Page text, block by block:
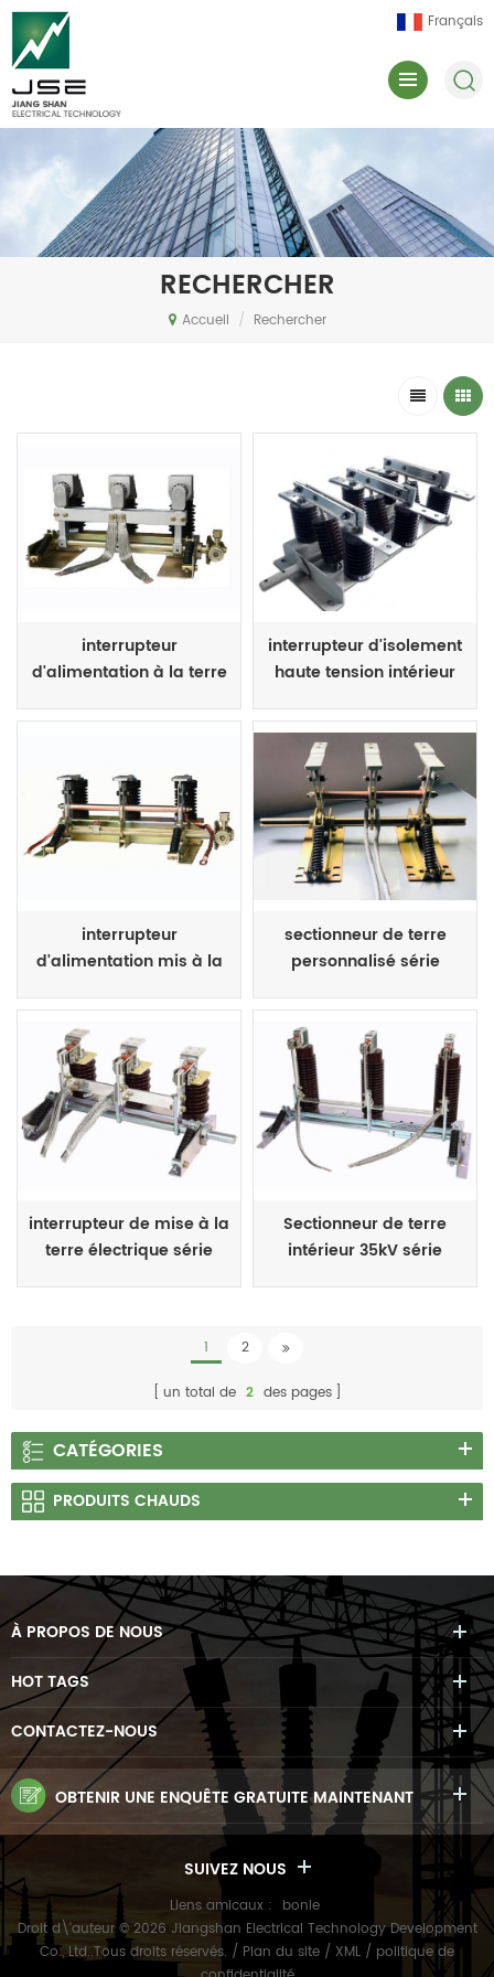
Français
RECHERCHER
Accueil / Rechercher
interrupteur
d'alimentation à la terre
interrupteur d'isolement
haute tension intérieur
interrupteur
d'alimentation mis à la
sectionneur de terre
personnalisé série
interrupteur de mise à la
terre électrique série
Sectionneur de terre
intérieur 35kV série
1 2
un total de 2 des pages
CATÉGORIES
PRODUITS CHAUDS
À PROPOS DE NOUS
HOT TAGS
CONTACTEZ-NOUS
OBTENIR UNE ENQUÊTE GRATUITE MAINTENANT
SUIVEZ NOUS
Liens amicaux :
bonle
Droit d\'auteur © 2026 Jiangshan Electrical Technology Development
Co., Ltd..Tous droits réservés. / Plan du site / XML / politique de